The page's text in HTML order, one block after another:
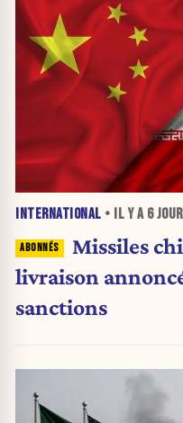
INTERNATIONAL • IL Y A 6
Missiles
livraison
sanctions